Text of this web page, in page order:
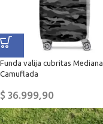
Funda valija cubritas Mediana
Camuflada
$36.999,90